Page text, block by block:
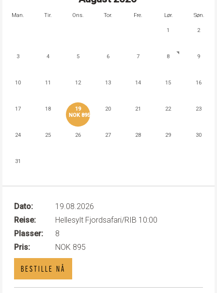
Man. Tir. Ons. Tor. Fre. Lør. Søn.
1 2
3 4 5 6 7 8 9
10 11 12 13 14 15 16
17 18
19
NOK 895
20 21 22 23
24 25 26 27 28 29 30
31
Dato:
19.08.2026
Reise:
Hellesylt Fjordsafari/RIB 10:00
Plasser:
8
Pris:
NOK 895
BESTILLE NÅ